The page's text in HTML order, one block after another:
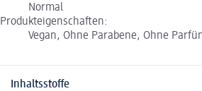
Normal
Produkteigenschaften:
Vegan, Ohne Parabene, Ohne
Inhaltsstoffe